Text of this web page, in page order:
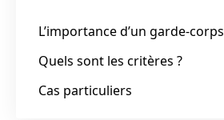
L’importance d’un garde-corps
Quels sont les critères ?
Cas particuliers